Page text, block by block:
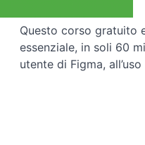
Questo corso gratuito
essenziale, in soli 60
utente di Figma,